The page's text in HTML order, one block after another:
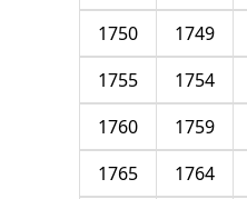
1749
1750
1754
1755
1759
1760
1764
1765